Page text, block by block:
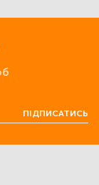
ПІДПИСАТИСЬ